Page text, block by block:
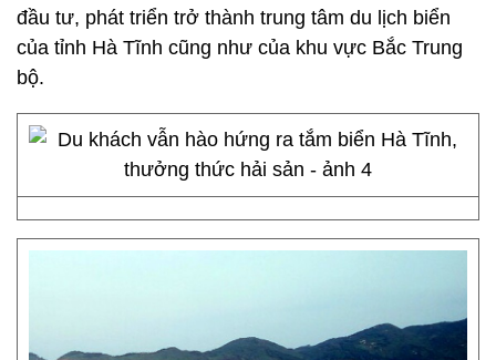
đầu tư, phát triển trở thành trung tâm du lịch biển
của tỉnh Hà Tĩnh cũng như của khu vực Bắc Trung
bộ.